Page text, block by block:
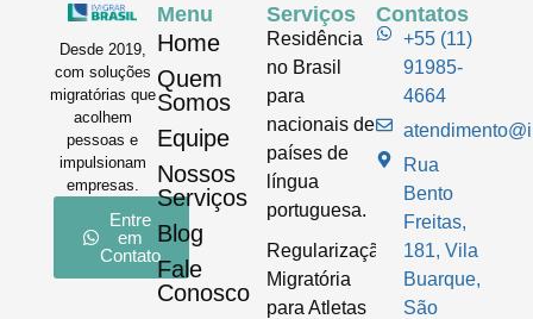
Desde 2019,
com soluções
migratórias que
acolhem
pessoas e
impulsionam
empresas.
Entre
em
Contato
Menu
Home
Quem
Somos
Equipe
Nossos
Serviços
Blog
Fale
Conosco
Serviços
Residência
no Brasil
para
nacionais de
países de
língua
portuguesa.
Regularização
Migratória
para Atletas
Contatos
+55 (11)
91985-
4664
Rua
Bento
Freitas,
181, Vila
Buarque,
São